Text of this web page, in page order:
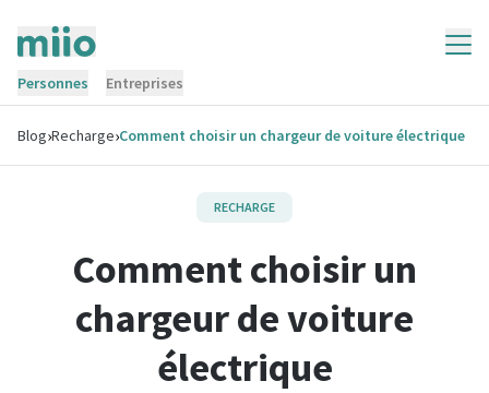
Personnes Entreprises
Blog›Recharge›Comment choisir un chargeur de voiture électrique
RECHARGE
Comment choisir un
chargeur de voiture
électrique